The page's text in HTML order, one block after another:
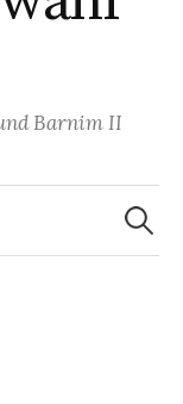
Barnim II
Suchen
nach: